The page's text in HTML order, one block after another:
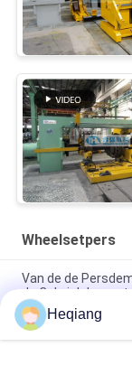
Wheelsetpers
Van de de
de Celwiel
De
Persφ1250mm
Heqiang